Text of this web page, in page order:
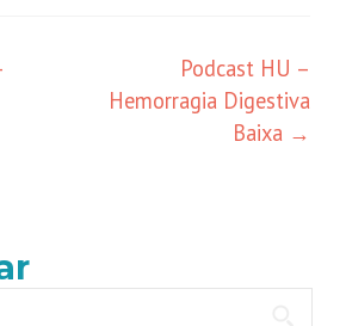
Podcast HU –
Hemorragia Digestiva
Baixa →